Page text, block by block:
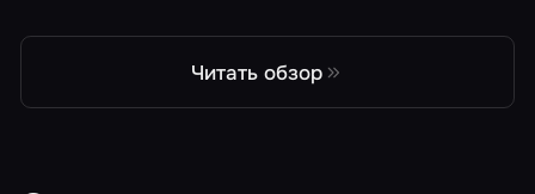
Читать обзор